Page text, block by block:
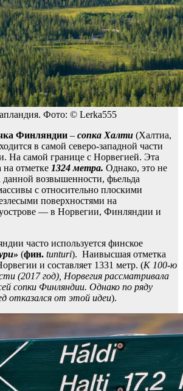
Фото: © Lerka555
Финляндии – сопка Халти (Халтиа,
в самой северо-западной части
На самой границе с Норвегией. Эта
на отметке 1324 метра. Однако, это не
данной возвышенности, фьельда
с относительно плоскими
поверхностями на
— в Норвегии, Финляндии и
часто используется финское
(фин. tunturi). Наивысшая отметка
и составляет 1331 метр. (К 100-ю
(2017 год), Норвегия рассматривала
сопки Финляндии. Однако по ряду
отказался от этой идеи).